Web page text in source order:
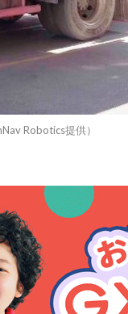
Robotics提供）